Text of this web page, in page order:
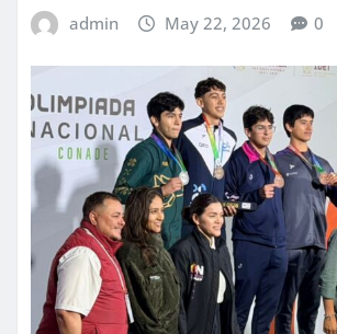
admin May 22, 2026 0